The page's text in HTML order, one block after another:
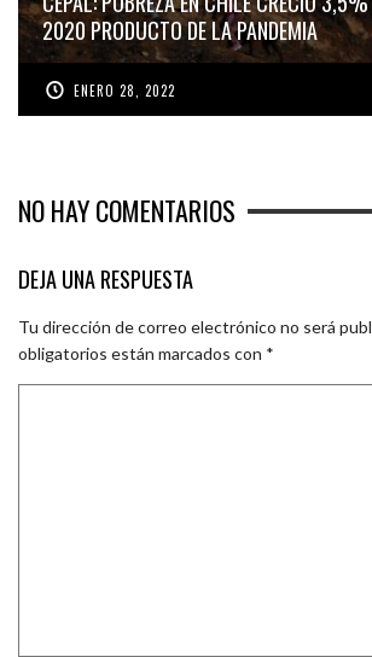
2020 PRODUCTO DE LA PANDEMIA
ENERO 28, 2022
NO HAY COMENTARIOS
DEJA UNA RESPUESTA
Tu dirección de correo electrónico no será
obligatorios están marcados con *